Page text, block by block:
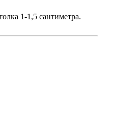
1-1,5 сантиметра.